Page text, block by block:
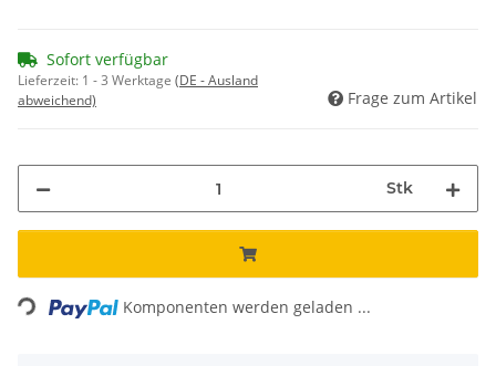
Sofort verfügbar
Lieferzeit: 1 - 3 Werktage (DE - Ausland
abweichend)
Frage zum Artikel
Stk
Loading... Komponenten werden geladen ...